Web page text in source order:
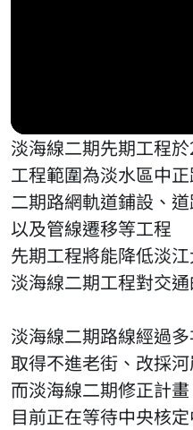
淡海線二期先期工程
工程範圍為淡水區中
二期路網軌道鋪設、
以及管線遷移等工程
先期工程將能降低淡
淡海線二期工程對交
淡海線二期路線經過
取得不進老街、改採
而淡海線二期修正計
目前正在等待中央核定